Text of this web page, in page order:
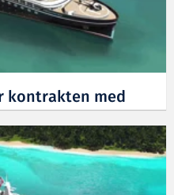
kontrakten med